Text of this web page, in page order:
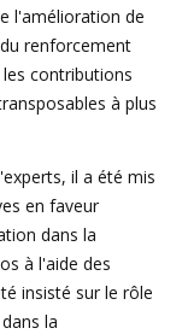
l'amélioration de
renforcement
contributions
à plus
il a été mis
en faveur
dans la
à l'aide des
insisté sur le rôle
la